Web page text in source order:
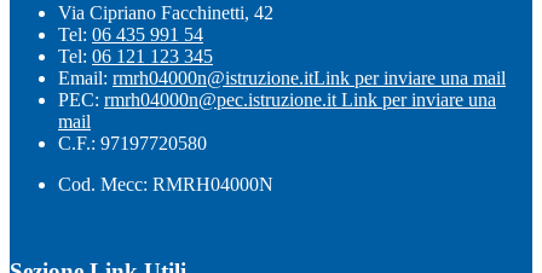
Via Cipriano Facchinetti, 42
Tel: 06 435 991 54
Tel: 06 121 123 345
Email: rmrh04000n@istruzione.itLink per inviare una mail
PEC: rmrh04000n@pec.istruzione.it Link per inviare una
mail
C.F.: 97197720580
Cod. Mecc: RMRH04000N